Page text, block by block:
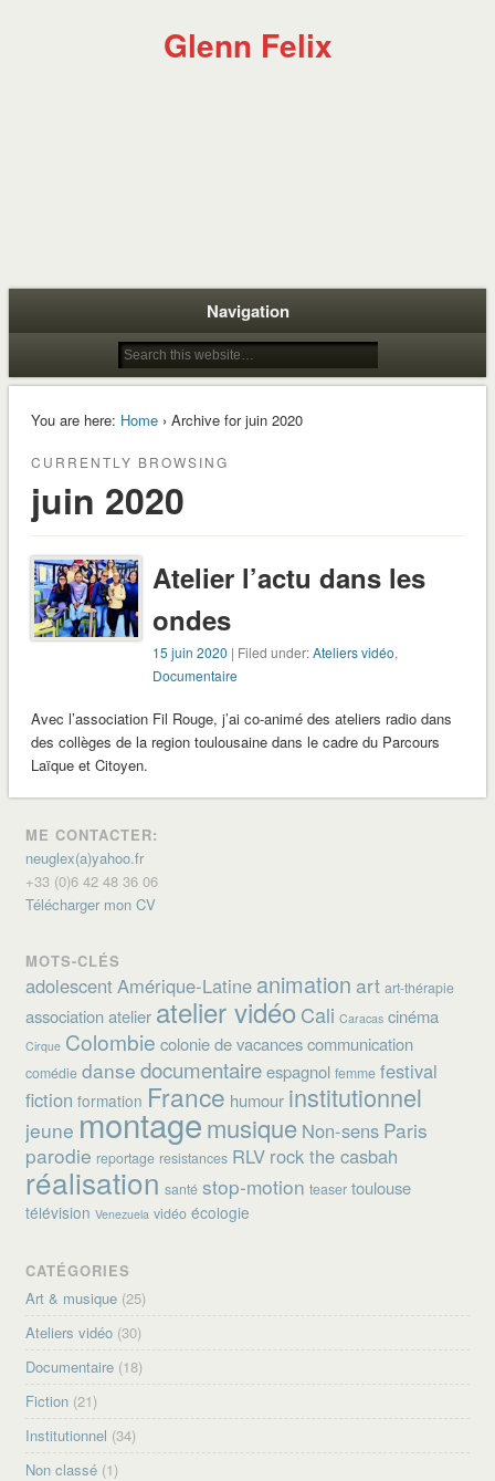
Glenn Felix
Navigation
You are here: Home› Archive for juin 2020
CURRENTLY BROWSING
juin 2020
Atelier l’actu dans les
ondes
15 juin 2020 | Filed under:Ateliers vidéo,
Documentaire
Avec l’association Fil Rouge, j’ai co-animé des ateliers radio dans
des collèges de la region toulousaine dans le cadre du Parcours
Laïque et Citoyen.
ME CONTACTER:
neuglex(a)yahoo.fr
+33 (0)6 42 48 36 06
Télécharger mon CV
MOTS-CLÉS
adolescent Amérique-Latine animation art art-thérapie
associationatelier atelier vidéoCali Caracas cinéma
Cirque Colombie colonie de vacancescommunication
comédie danse documentaireespagnol femme festival
fiction formation France humour institutionnel
jeune montagemusique Non-sens Paris
parodie reportage resistances RLV rock the casbah
réalisation santé stop-motion teaser toulouse
télévision Venezuela vidéo écologie
CATÉGORIES
Art & musique (25)
Ateliers vidéo (30)
Documentaire (18)
Fiction (21)
Institutionnel (34)
Non classé (1)